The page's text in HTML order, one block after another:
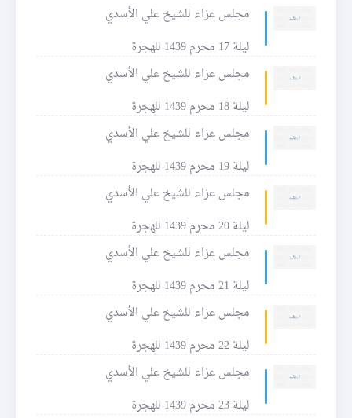
مجلس عزاء للشيخ علي الأسدي
ليلة 17 محرم 1439 للهجرة
مجلس عزاء للشيخ علي الأسدي
ليلة 18 محرم 1439 للهجرة
مجلس عزاء للشيخ علي الأسدي
ليلة 19 محرم 1439 للهجرة
مجلس عزاء للشيخ علي الأسدي
ليلة 20 محرم 1439 للهجرة
مجلس عزاء للشيخ علي الأسدي
ليلة 21 محرم 1439 للهجرة
مجلس عزاء للشيخ علي الأسدي
ليلة 22 محرم 1439 للهجرة
مجلس عزاء للشيخ علي الأسدي
ليلة 23 محرم 1439 للهجرة